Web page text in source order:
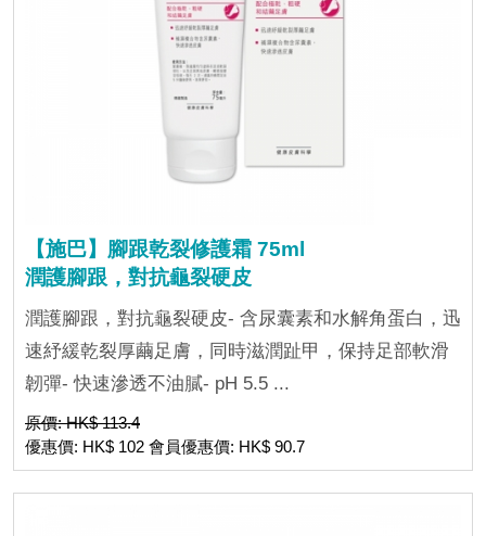
【施巴】腳跟乾裂修護霜 75ml
潤護腳跟，對抗龜裂硬皮
潤護腳跟，對抗龜裂硬皮- 含尿囊素和水解角蛋白，迅
速紓緩乾裂厚繭足膚，同時滋潤趾甲，保持足部軟滑
韌彈- 快速滲透不油膩- pH 5.5 ...
原價: HK$ 113.4
優惠價: HK$ 102 會員優惠價: HK$ 90.7